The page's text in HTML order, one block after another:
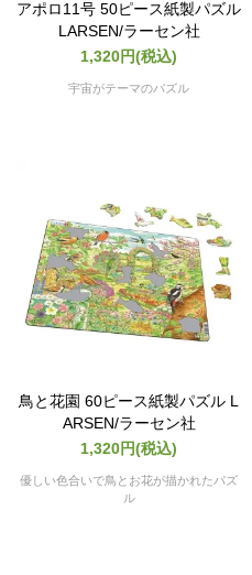
アポロ11号 50ピース紙製パズル
LARSEN/ラーセン社
1,320円(税込)
宇宙がテーマのパズル
鳥と花園 60ピース紙製パズル L
ARSEN/ラーセン社
1,320円(税込)
優しい色合いで鳥とお花が描かれたパズ
ル